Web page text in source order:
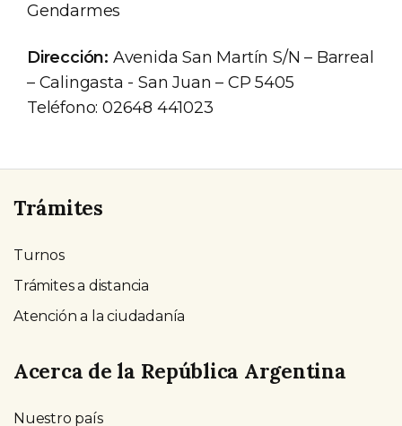
Gendarmes
Dirección: Avenida San Martín S/N – Barreal
– Calingasta - San Juan – CP 5405
Teléfono: 02648 441023
Trámites
Turnos
Trámites a distancia
Atención a la ciudadanía
Acerca de la República Argentina
Nuestro país